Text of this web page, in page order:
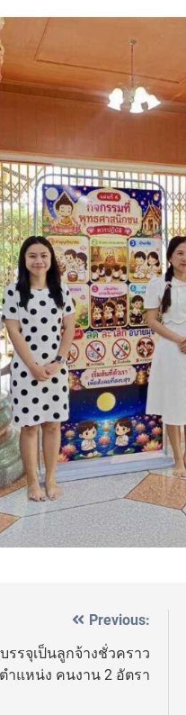
Previous:
รจุเป็นลูกจ้างชั่วคราว
ตำแหน่ง คนงาน 2 อัตรา